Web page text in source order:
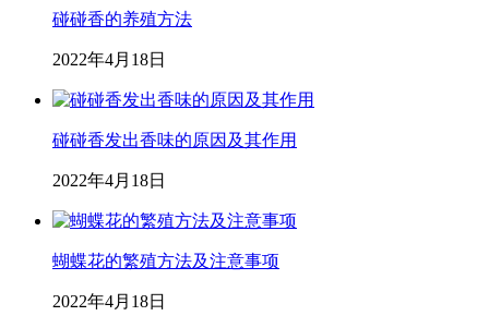
碰碰香的养殖方法
2022年4月18日
碰碰香发出香味的原因及其作用
2022年4月18日
蝴蝶花的繁殖方法及注意事项
2022年4月18日